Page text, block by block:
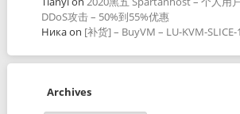
DDoS攻击 – 50%到55%优惠
Никаon [补货] – BuyVM – LU-KVM-
Archives